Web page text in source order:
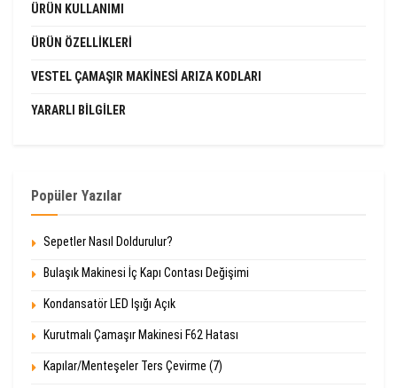
ÜRÜN KULLANIMI
ÜRÜN ÖZELLIKLERI
VESTEL ÇAMAŞIR MAKINESI ARIZA KODLARI
YARARLI BILGILER
Popüler Yazılar
Sepetler Nasıl Doldurulur?
Bulaşık Makinesi İç Kapı Contası Değişimi
Kondansatör LED Işığı Açık
Kurutmalı Çamaşır Makinesi F62 Hatası
Kapılar/Menteşeler Ters Çevirme (7)